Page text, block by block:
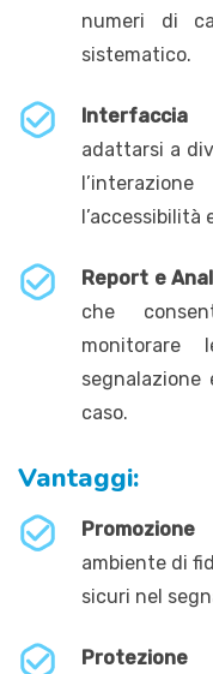
numeri di
sistematico.
Interfaccia
adattarsi a
l’accessibilità
Report e
che
monitorare
caso.
Vantaggi:
ambiente di
sicuri nel